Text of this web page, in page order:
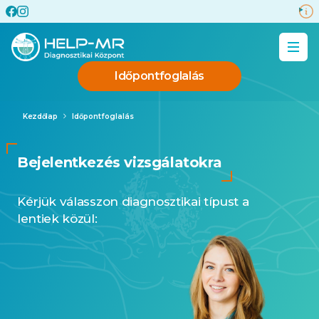
Időpontfoglalás
Kezdőlap Időpontfoglalás
Bejelentkezés vizsgálatokra
Kérjük válasszon diagnosztikai típust a
lentiek közül: